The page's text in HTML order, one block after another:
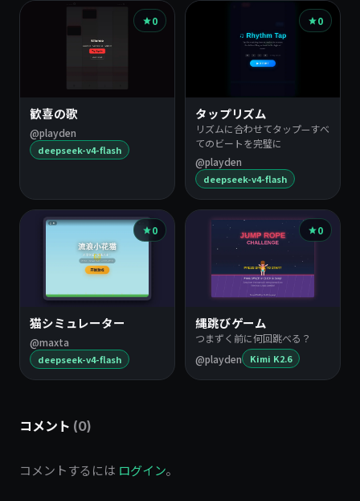
0
歓喜の歌
@playden
deepseek-v4-flash
0
タップリズム
リズムに合わせてタップ—すべ
てのビートを完璧に
@playden
deepseek-v4-flash
0
猫シミュレーター
@maxta
deepseek-v4-flash
0
縄跳びゲーム
つまずく前に何回跳べる？
@playden
Kimi K2.6
コメント (0)
コメントするには ログイン。